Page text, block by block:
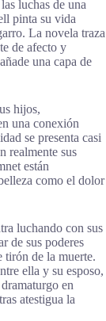
luchas de una
pinta su vida
La novela traza
de afecto y
una capa de
hijos,
una conexión
se presenta casi
realmente sus
están
como el dolor
luchando con sus
de sus poderes
tirón de la muerte.
ella y su esposo,
en
atestigua la